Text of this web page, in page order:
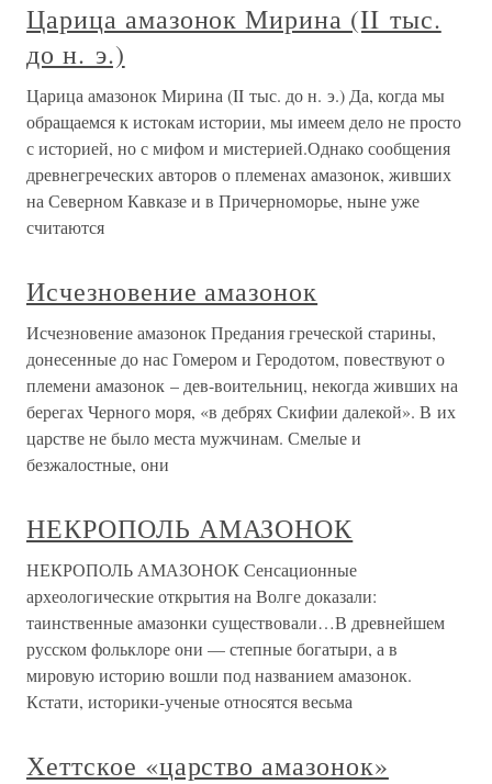
Царица амазонок Мирина (II тыс.
до н. э.)
Царица амазонок Мирина (II тыс. до н. э.) Да, когда мы
обращаемся к истокам истории, мы имеем дело не просто
с историей, но с мифом и мистерией.Однако сообщения
древнегреческих авторов о племенах амазонок, живших
на Северном Кавказе и в Причерноморье, ныне уже
считаются
Исчезновение амазонок
Исчезновение амазонок Предания греческой старины,
донесенные до нас Гомером и Геродотом, повествуют о
племени амазонок – дев-воительниц, некогда живших на
берегах Черного моря, «в дебрях Скифии далекой». В их
царстве не было места мужчинам. Смелые и
безжалостные, они
НЕКРОПОЛЬ АМАЗОНОК
НЕКРОПОЛЬ АМАЗОНОК Сенсационные
археологические открытия на Волге доказали:
таинственные амазонки существовали…В древнейшем
русском фольклоре они — степные богатыри, а в
мировую историю вошли под названием амазонок.
Кстати, историки-ученые относятся весьма
Хеттское «царство амазонок»